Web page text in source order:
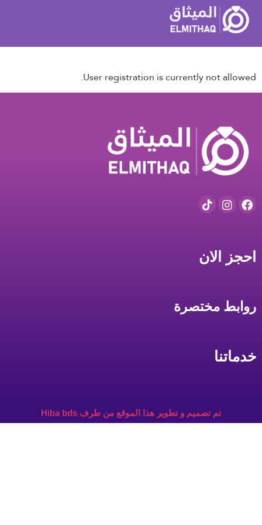
User registration is currently not allowed.
احجز الان
روابط مختصرة
خدماتنا
تم تصميم و تطوير هذا الموقع من طرف Hiba bds